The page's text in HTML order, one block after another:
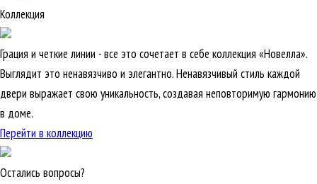
Коллекция
Грация и четкие линии - все это сочетает в себе коллекция «Новелла».
Выглядит это ненавязчиво и элегантно. Ненавязчивый стиль каждой
двери выражает свою уникальность, создавая неповторимую гармонию
в доме.
Перейти в коллекцию
Остались вопросы?